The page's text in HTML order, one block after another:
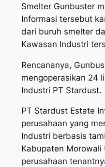
Smelter Gunbuster
Informasi tersebut
dari buruh smelter
Kawasan Industri
Rencananya,
mengoperasikan 24
Industri PT Stardust.
PT Stardust Estate
perusahaan yang
Industri berbasis
Kabupaten Morowali
perusahaan